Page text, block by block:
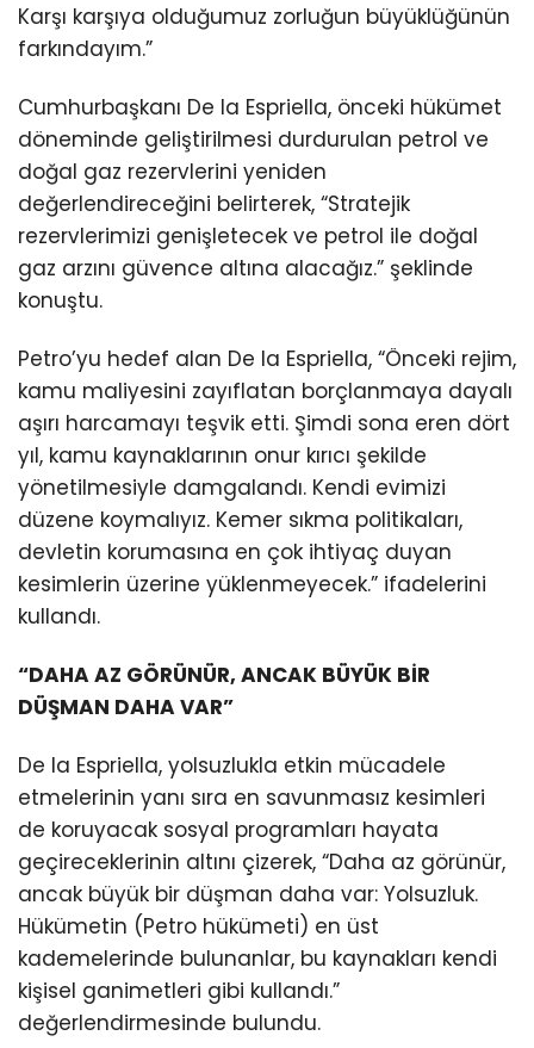
Karşı karşıya olduğumuz zorluğun büyüklüğünün
farkındayım.”
Cumhurbaşkanı De la Espriella, önceki hükümet
döneminde geliştirilmesi durdurulan petrol ve
doğal gaz rezervlerini yeniden
değerlendireceğini belirterek, “Stratejik
rezervlerimizi genişletecek ve petrol ile doğal
gaz arzını güvence altına alacağız.” şeklinde
konuştu.
Petro’yu hedef alan De la Espriella, “Önceki rejim,
kamu maliyesini zayıflatan borçlanmaya dayalı
aşırı harcamayı teşvik etti. Şimdi sona eren dört
yıl, kamu kaynaklarının onur kırıcı şekilde
yönetilmesiyle damgalandı. Kendi evimizi
düzene koymalıyız. Kemer sıkma politikaları,
devletin korumasına en çok ihtiyaç duyan
kesimlerin üzerine yüklenmeyecek.” ifadelerini
kullandı.
“DAHA AZ GÖRÜNÜR, ANCAK BÜYÜK BİR
DÜŞMAN DAHA VAR”
De la Espriella, yolsuzlukla etkin mücadele
etmelerinin yanı sıra en savunmasız kesimleri
de koruyacak sosyal programları hayata
geçireceklerinin altını çizerek, “Daha az görünür,
ancak büyük bir düşman daha var: Yolsuzluk.
Hükümetin (Petro hükümeti) en üst
kademelerinde bulunanlar, bu kaynakları kendi
kişisel ganimetleri gibi kullandı.”
değerlendirmesinde bulundu.